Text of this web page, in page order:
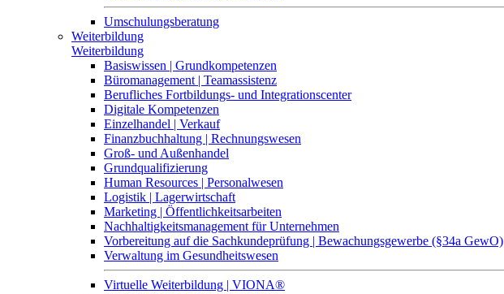
Umschulungsberatung
Weiterbildung
Weiterbildung
Basiswissen | Grundkompetenzen
Büromanagement | Teamassistenz
Berufliches Fortbildungs- und Integrationscenter
Digitale Kompetenzen
Einzelhandel | Verkauf
Finanzbuchhaltung | Rechnungswesen
Groß- und Außenhandel
Grundqualifizierung
Human Resources | Personalwesen
Logistik | Lagerwirtschaft
Marketing | Öffentlichkeitsarbeiten
Nachhaltigkeitsmanagement für Unternehmen
Vorbereitung auf die Sachkundeprüfung | Bewachungsgewerbe (§34a GewO)
Verwaltung im Gesundheitswesen
Virtuelle Weiterbildung | VIONA®